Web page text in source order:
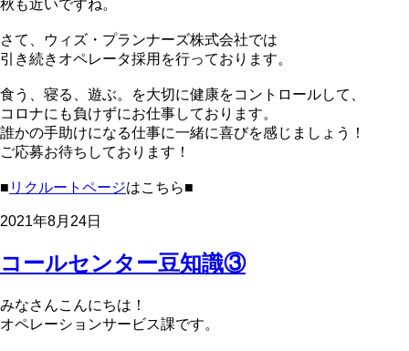
秋も近いですね。
さて、ウィズ・プランナーズ株式会社では
引き続きオペレータ採用を行っております。
食う、寝る、遊ぶ。を大切に健康をコントロールして、
コロナにも負けずにお仕事しております。
誰かの手助けになる仕事に一緒に喜びを感じましょう！
ご応募お待ちしております！
■ リクルートページはこちら■
2021年8月24日
コールセンター豆知識③
みなさんこんにちは！
オペレーションサービス課です。